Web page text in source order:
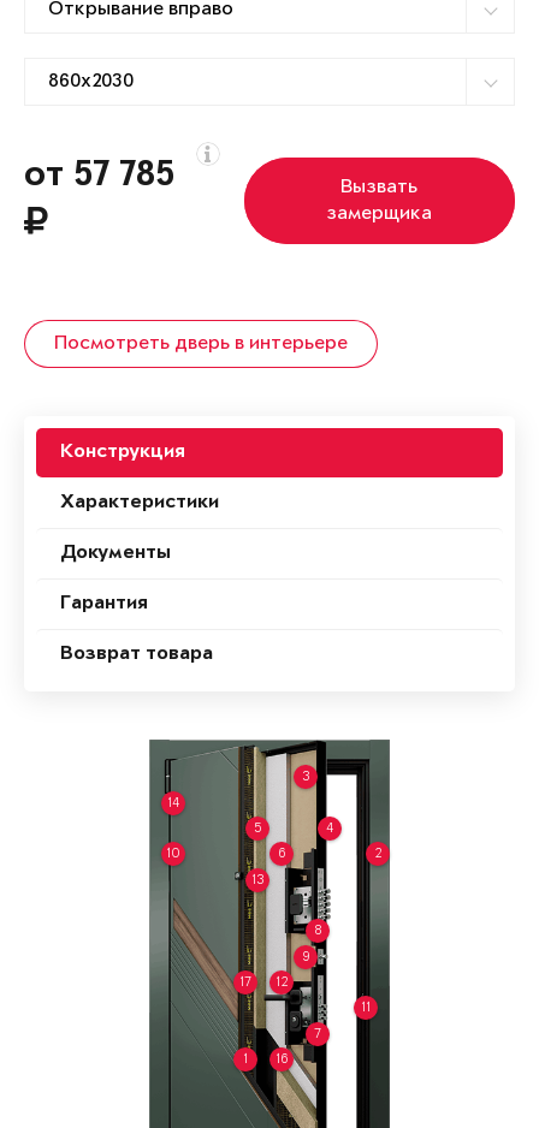
от 57 785
Вызвать
замерщика
Посмотреть дверь в интерьере
Конструкция
Характеристики
Документы
Гарантия
Возврат товара
1
2
3
4
5
6
7
8
9
10
11
12
13
14
16
17